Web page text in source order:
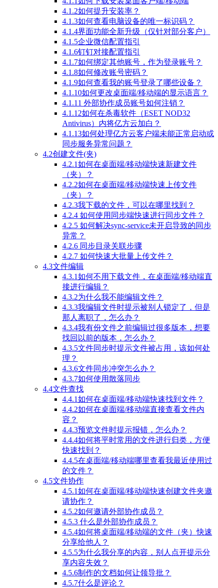
4.1.2如何提升安装率？
4.1.3如何查看电脑设备的唯一标识码？
4.1.4界面功能全新升级（仅针对部分客户）
4.1.5企业微信配置指引
4.1.6钉钉对接配置指引
4.1.7如何绑定其他账号，作为登录账号？
4.1.8如何修改账号密码？
4.1.9如何查看我的账号登录了哪些设备？
4.1.10如何更改桌面端/移动端的显示语言？
4.1.11 外部协作成员账号如何注销？
4.1.12如何在杀毒软件（ESET NOD32
Antivirus）内将亿方云加白？
4.1.13如何处理亿方云客户端未能正常启动或
同步服务异常问题？
4.2创建文件(夹)
4.2.1如何在桌面端/移动端快速新建文件
（夹）？
4.2.2如何在桌面端/移动端快速上传文件
（夹）？
4.2.3我下载的文件，可以在哪里找到？
4.2.4 如何使用同步端快速进行同步文件？
4.2.5 如何解决sync-service未开启导致的同步
异常？
4.2.6 同步目录关联步骤
4.2.7 如何快速大批量上传文件？
4.3文件编辑
4.3.1如何不用下载文件，在桌面端/移动端直
接进行编辑？
4.3.2为什么我不能编辑文件？
4.3.3我编辑文件时提示被别人锁定了，但是
那人离职了，怎么办？
4.3.4我有份文件之前编辑过很多版本，想要
找回以前的版本，怎么办？
4.3.5文件同步时提示文件被占用，该如何处
理？
4.3.6文件同步冲突怎么办？
4.3.7如何使用散落同步
4.4文件查找
4.4.1如何在桌面端/移动端快速找到文件？
4.4.2如何在桌面端/移动端直接查看文件内
容？
4.4.3预览文件时提示报错，怎么办？
4.4.4如何将平时常用的文件进行归类，方便
快速找到？
4.4.5在桌面端/移动端哪里查看我最近使用过
的文件？
4.5文件协作
4.5.1如何在桌面端/移动端快速创建文件夹邀
请协作？
4.5.2如何邀请外部协作成员？
4.5.3 什么是外部协作成员？
4.5.4如何将桌面端/移动端的文件（夹）快速
分享给他人？
4.5.5为什么我分享的内容，别人点开提示分
享内容失效？
4.5.6制作的文档如何让领导批？
4.5.7什么是评论？